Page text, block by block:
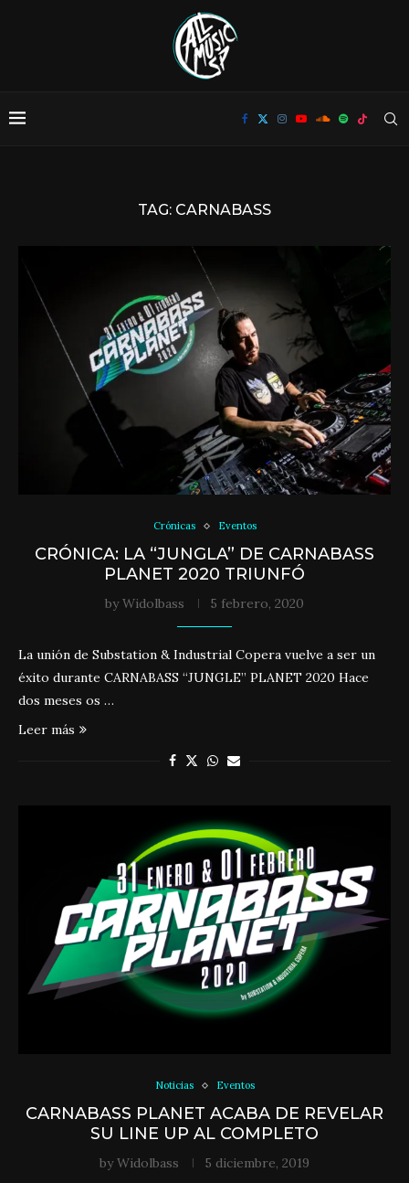
TAG: CARNABASS
Crónicas Eventos
CRÓNICA: LA “JUNGLA” DE CARNABASS
PLANET 2020 TRIUNFÓ
byWidolbass 5 febrero, 2020
La unión de Substation & Industrial Copera vuelve a ser un
éxito durante CARNABASS “JUNGLE” PLANET 2020 Hace
dos meses os …
Leer más
Noticias Eventos
CARNABASS PLANET ACABA DE REVELAR
SU LINE UP AL COMPLETO
byWidolbass 5 diciembre, 2019